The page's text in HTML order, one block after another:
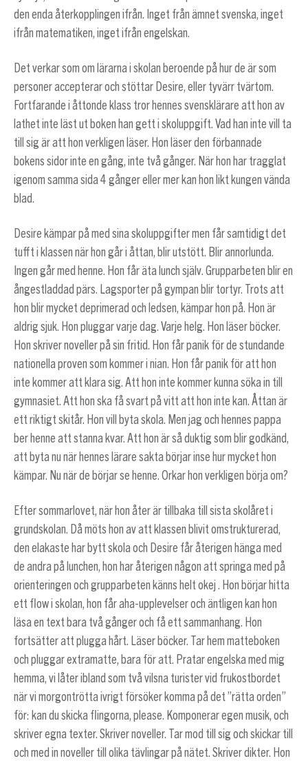
den enda återkopplingen ifrån. Inget från ämnet svenska, inget
ifrån matematiken, inget ifrån engelskan.
Det verkar som om lärarna i skolan beroende på hur de är som
personer accepterar och stöttar Desire, eller tyvärr tvärtom.
Fortfarande i åttonde klass tror hennes svensklärare att hon av
lathet inte läst ut boken han gett i skoluppgift. Vad han inte vill ta
till sig är att hon verkligen läser. Hon läser den förbannade
bokens sidor inte en gång, inte två gånger. När hon har tragglat
igenom samma sida 4 gånger eller mer kan hon likt kungen vända
blad.
Desire kämpar på med sina skoluppgifter men får samtidigt det
tufft i klassen när hon går i åttan, blir utstött. Blir annorlunda.
Ingen går med henne. Hon får äta lunch själv. Grupparbeten blir en
ångestladdad pärs. Lagsporter på gympan blir tortyr. Trots att
hon blir mycket deprimerad och ledsen, kämpar hon på. Hon är
aldrig sjuk. Hon pluggar varje dag. Varje helg. Hon läser böcker.
Hon skriver noveller på sin fritid. Hon får panik för de stundande
nationella proven som kommer i nian. Hon får panik för att hon
inte kommer att klara sig. Att hon inte kommer kunna söka in till
gymnasiet. Att hon ska få svart på vitt att hon inte kan. Åttan är
ett riktigt skitår. Hon vill byta skola. Men jag och hennes pappa
ber henne att stanna kvar. Att hon är så duktig som blir godkänd,
att byta nu när hennes lärare sakta börjar inse hur mycket hon
kämpar. Nu när de börjar se henne. Orkar hon verkligen börja om?
Efter sommarlovet, när hon åter är tillbaka till sista skolåret i
grundskolan. Då möts hon av att klassen blivit omstrukturerad,
den elakaste har bytt skola och Desire får återigen hänga med
de andra på lunchen, hon har återigen någon att springa med på
orienteringen och grupparbeten känns helt okej . Hon börjar hitta
ett flow i skolan, hon får aha-upplevelser och äntligen kan hon
läsa en text bara två gånger och få ett sammanhang. Hon
fortsätter att plugga hårt. Läser böcker. Tar hem matteboken
och pluggar extramatte, bara för att. Pratar engelska med mig
hemma, vi låter ibland som två vilsna turister vid frukostbordet
när vi morgontrötta ivrigt försöker komma på det ”rätta orden”
för: kan du skicka flingorna, please. Komponerar egen musik, och
skriver egna texter. Skriver noveller. Tar mod till sig och skickar till
och med in noveller till olika tävlingar på nätet. Skriver dikter. Hon